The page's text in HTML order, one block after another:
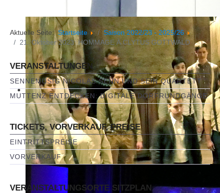
Aktuelle Seite:Startseite
Saison 2022/23 - 2025/26
21. Oktober 2023: HOMMAGE À CLYTUS GOTTWALD
VERANSTALTUNGEN
SENNEMUSIG NICOLAS SENN UND SEIN QUARTETT
MUTTENZ ENTDECKEN: DIGITALE DORFRUNDGÄNGE
TICKETS, VORVERKAUF, PREISE
EINTRITTSPREISE
VORVERKAUF
VERANSTALTUNGSORTE SITZPLAN